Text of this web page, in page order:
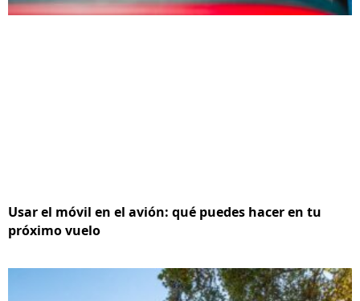
Usar el móvil en el avión: qué puedes hacer en tu
próximo vuelo